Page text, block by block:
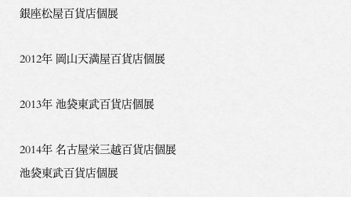
銀座松屋百貨店個展
2012年 岡山天満屋百貨店個展
2013年 池袋東武百貨店個展
2014年 名古屋栄三越百貨店個展
池袋東武百貨店個展